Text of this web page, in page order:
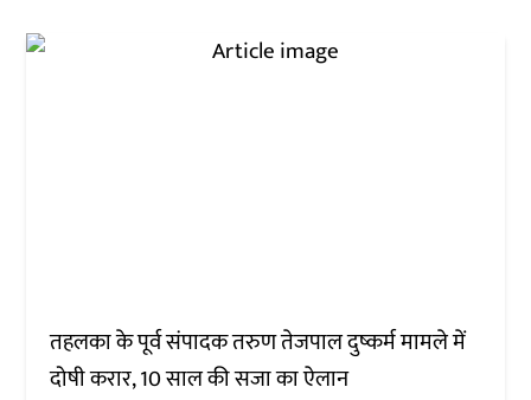
तहलका के पूर्व संपादक तरुण तेजपाल दुष्कर्म मामले में
दोषी करार, 10 साल की सजा का ऐलान